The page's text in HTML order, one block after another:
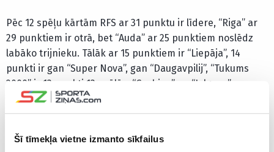
Šī tīmekļa vietne izmanto sīkfailus
Pēc 12 spēļu kārtām RFS ar 31 punktu ir līdere, “Riga” ar
29 punktiem ir otrā, bet “Auda” ar 25 punktiem noslēdz
labāko trijnieku. Tālāk ar 15 punktiem ir “Liepāja”, 14
punkti ir gan “Super Nova”, gan “Daugavpilij”, “Tukums
2000” ir 13 punkti 13 spēlēs, “Grobiņa” un “Jelgava”
iekrājušas pa 12 punktiem attiecīgi 13 un 12 spēlēs. Pēdējā
ar trīs punktiem ir “Ogre United”.